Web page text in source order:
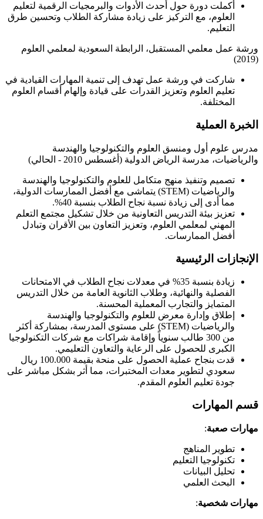
أكملت دورة حول أحدث الأدوات والبرمجيات الرقمية لتعليم
العلوم، مع التركيز على زيادة مشاركة الطلاب وتحسين طرق
التعليم.
ورشة عمل معلمي المستقبل، الرابطة السعودية لمعلمي العلوم
(2019)
شاركت في ورشة عمل تهدف إلى تنمية المهارات القيادية في
تعليم العلوم وتعزيز القدرات على قيادة وإلهام أقسام العلوم
المختلفة.
الخبرة العملية
مدرس علوم أول ومنسق العلوم والتكنولوجيا والهندسة
والرياضيات، مدرسة الرياض الدولية (أغسطس 2010 - الحالي)
تصميم وتنفيذ منهج متكامل للعلوم والتكنولوجيا والهندسة
والرياضيات (STEM) يتماشى مع أفضل الممارسات الدولية،
مما أدى إلى زيادة نسبة نجاح الطلاب بنسبة 40%.
تعزيز بيئة التدريس التعاونية من خلال تشكيل مجتمع التعلم
المهني لمعلمي العلوم، وتعزيز التعاون بين الأقران وتبادل
أفضل الممارسات.
الإنجازات الرئيسية
زيادة بنسبة 35% في معدلات نجاح الطلاب في الامتحانات
الفصلية والنهائية، وطلاب الثانوية العامة من خلال التدريس
المتمايز والتجارب المعملية المحسنة.
إطلاق وإدارة معرض للعلوم والتكنولوجيا والهندسة
والرياضيات (STEM) على مستوى المدرسة، بمشاركة أكثر
من 300 طالب سنوياً وإقامة شراكات مع شركات التكنولوجيا
الكبرى للحصول على الرعاية والتعاون التعليمي.
قدت بنجاح عملية الحصول على منحة بقيمة 100.000 ريال
سعودي لتطوير معدات المختبرات، مما أثر بشكل مباشر على
جودة تعليم العلوم المقدم.
قسم المهارات
مهارات صعبة:
تطوير المناهج
تكنولوجيا التعليم
تحليل البيانات
البحث العلمي
مهارات شخصية: